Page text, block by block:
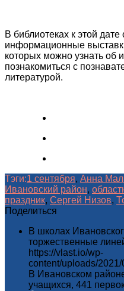
В библиотеках к этой
информационные
которых можно узнать об
познакомиться с
литературой.
Тэги:1 сентября, Анна
Ивановский район,
праздник, Сергей Низов,
Поделиться
В школах
торжественные
https://vlast.io/wp-
content/uploads/
В Ивановском
учащихся, 441